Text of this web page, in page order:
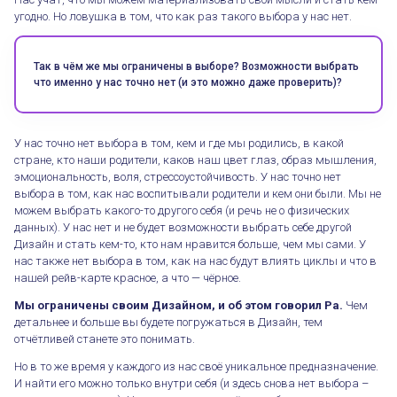
угодно. Но ловушка в том, что как раз такого выбора у нас нет.
Так в чём же мы ограничены в выборе? Возможности выбрать
что именно у нас точно нет (и это можно даже проверить)?
У нас точно нет выбора в том, кем и где мы родились, в какой
стране, кто наши родители, каков наш цвет глаз, образ мышления,
эмоциональность, воля, стрессоустойчивость. У нас точно нет
выбора в том, как нас воспитывали родители и кем они были. Мы не
можем выбрать какого-то другого себя (и речь не о физических
данных). У нас нет и не будет возможности выбрать себе другой
Дизайн и стать кем-то, кто нам нравится больше, чем мы сами. У
нас также нет выбора в том, как на нас будут влиять циклы и что в
нашей рейв-карте красное, а что — чёрное.
Мы ограничены своим Дизайном, и об этом говорил Ра. Чем
детальнее и больше вы будете погружаться в Дизайн, тем
отчётливей станете это понимать.
Но в то же время у каждого из нас своё уникальное предназначение.
И найти его можно только внутри себя (и здесь снова нет выбора –